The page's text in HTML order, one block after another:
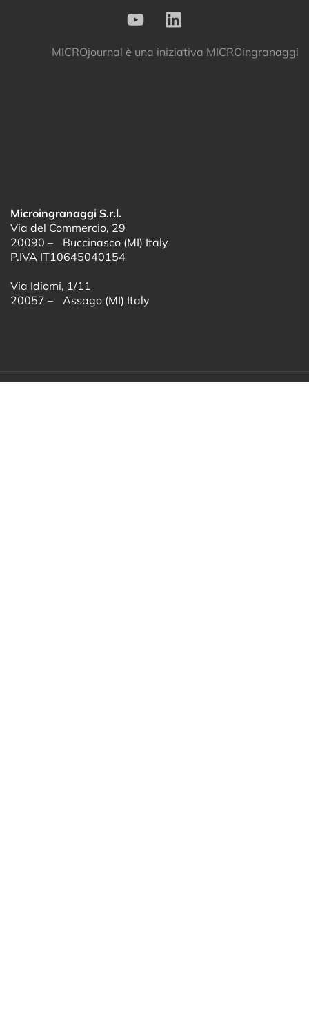
MICROjournal è una iniziativa MICROingranaggi
Microingranaggi S.r.l.
Via del Commercio, 29
20090 – Buccinasco (MI) Italy
P.IVA IT10645040154
Via Idiomi, 1/11
20057 – Assago (MI) Italy